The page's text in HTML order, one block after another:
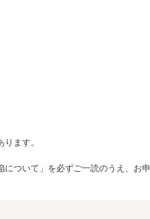
ります。
ついて」を必ずご一読のうえ、お申